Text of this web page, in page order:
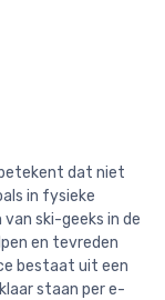
betekent dat niet
in fysieke
ski-geeks in de
en tevreden
bestaat uit een
staan per e-